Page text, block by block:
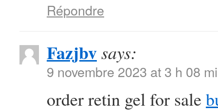
Répondre
Fazjbvsays:
9 novembre 2023 at 3 h 08
order retin gel for sale